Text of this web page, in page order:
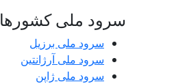
سرود ملی کشورها
سرود ملی برزیل
سرود ملی آرژانتین
سرود ملی ژاپن